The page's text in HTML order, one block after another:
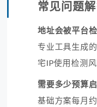
常见问题
地址会被平台检
专业工具生成
宅IP使用检测
需要多少预算启
基础方案每月